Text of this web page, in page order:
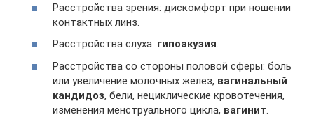
Расстройства зрения: дискомфорт при ношении
контактных линз.
Расстройства слуха: гипоакузия.
Расстройства со стороны половой сферы: боль
или увеличение молочных желез, вагинальный
кандидоз, бели, нециклические кровотечения,
изменения менструального цикла, вагинит.